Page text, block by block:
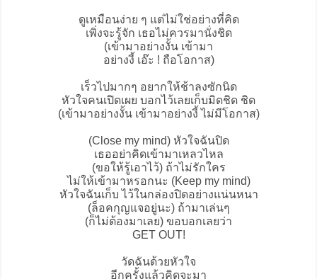
ดูเหมือนง่าย ๆ แต่ไม่ใช่อย่างที่คิด
เพิ่งจะรู้จัก เธอไม่ควรมานั่งชิด
(เข้ามาอย่างงั้น เข้ามา
อย่างงี้ เอ๊ะ ! ถือโอกาส)
เร็วไปมากๆ อยากให้ช้าลงซักนิด
หัวใจคนเปิดเผย บอกไว้เลยเก็บมิดชิด ชิด
(เข้ามาอย่างงั้น เข้ามาอย่างงี้ ไม่มีโอกาส)
(Close my mind) หัวใจฉันปิด
เธออย่าคิดเข้ามาเหลวไหล
(ขอให้รู้เอาไว้) ถ้าไม่รักใคร
ไม่ให้เข้ามาหรอกนะ (Keep my mind)
หัวใจฉันเก็บ ไว้ในกล่องปิดอย่างแน่นหนา
(ล็อคกุญแจอยู่นะ) ถ้ามาเล่นๆ
(ก็ไม่ต้องมาเลย) ขอบอกเลยว่า
GET OUT!
วัดฉันด้วยหัวใจ
อีกครั้งแล้วคิดจะมา